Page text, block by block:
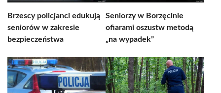
Brzescy policjanci edukują
seniorów w zakresie
bezpieczeństwa
Seniorzy w Borzęcinie
ofiarami oszustw metodą
„na wypadek”